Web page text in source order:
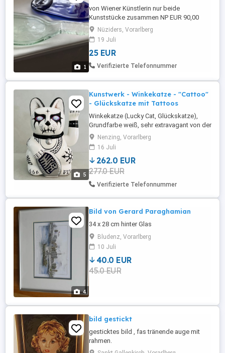
1
von Wiener Künstlerin nur beide
Kunststücke zusammen NP EUR 90,00
Nüziders, Vorarlberg
19 Juli
25 EUR
Verifizierte Telefonnummer
5
Kunstwerk - Winkekatze - "Cattoo"
- Glückskatze mit Tattoos
Winkekatze (Lucky Cat, Glückskatze),
Grundfarbe weiß, sehr extravagant von der
Künstlerin "Birte Strahlenbach" in ein
Kunstwerk mit Tattoos verwandelt. Titel
des Kunstwerks ist "Cattoo". Signiert und
datiert 2022. Batteriebetrieben. Ca. 15,5cm
hoch, Ca. 11cm breit, Ca. 9cm tief. Ca.
135g schwer. Preis ...
Nenzing, Vorarlberg
16 Juli
262.0 EUR
277.0 EUR
Verifizierte Telefonnummer
4
Bild von Gerard Paraghamian
34 x 28 cm hinter Glas
Bludenz, Vorarlberg
10 Juli
40.0 EUR
45.0 EUR
bild gestickt
gesticktes bild , fas tränende auge mit
rahmen.